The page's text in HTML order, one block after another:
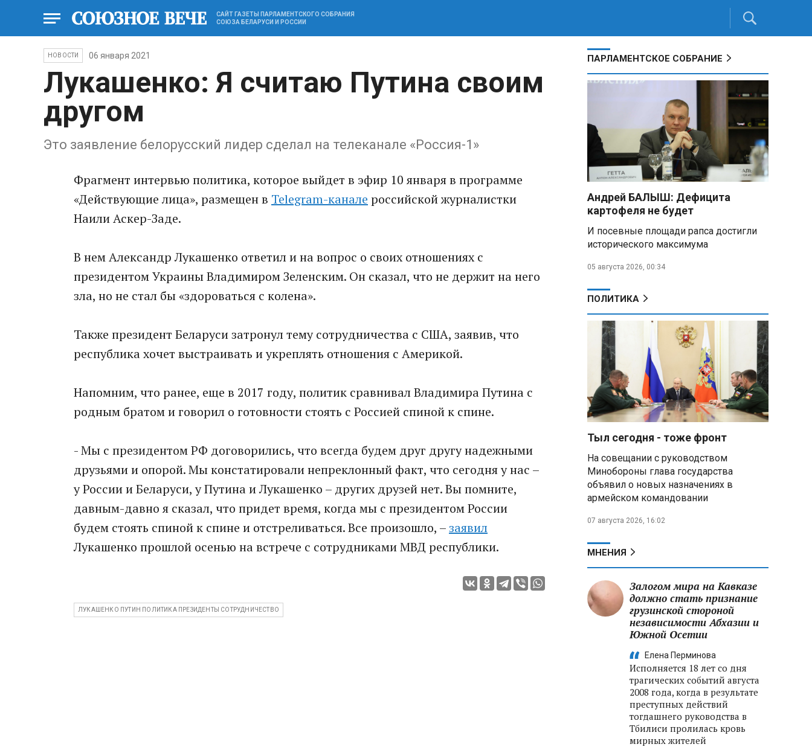
САЙТ ГАЗЕТЫ ПАРЛАМЕНТСКОГО СОБРАНИЯ
СОЮЗА БЕЛАРУСИ И РОССИИ
НОВОСТИ 06 января 2021
Лукашенко: Я считаю Путина своим
другом
Это заявление белорусский лидер сделал на телеканале «Россия-1»
Фрагмент интервью политика, которое выйдет в эфир 10 января в программе
«Действующие лица», размещен в Telegram-канале российской журналистки
Наили Аскер-Заде.
В нем Александр Лукашенко ответил и на вопрос о своих отношениях с
президентом Украины Владимиром Зеленским. Он сказал, что не держит на него
зла, но не стал бы «здороваться с колена».
Также президент Беларуси затронул тему сотрудничества с США, заявив, что
республика хочет выстраивать и укреплять отношения с Америкой.
Напомним, что ранее, еще в 2017 году, политик сравнивал Владимира Путина с
родным братом и говорил о готовности стоять с Россией спиной к спине.
- Мы с президентом РФ договорились, что всегда будем друг другу надежными
друзьями и опорой. Мы констатировали непреклонный факт, что сегодня у нас –
у России и Беларуси, у Путина и Лукашенко – других друзей нет. Вы помните,
давным-давно я сказал, что придет время, когда мы с президентом России
будем стоять спиной к спине и отстреливаться. Все произошло, –заявил
Лукашенко прошлой осенью на встрече с сотрудниками МВД республики.
ЛУКАШЕНКО ПУТИН ПОЛИТИКА ПРЕЗИДЕНТЫ СОТРУДНИЧЕСТВО
ПАРЛАМЕНТСКОЕ СОБРАНИЕ
Андрей БАЛЫШ: Дефицита
картофеля не будет
И посевные площади рапса достигли
исторического максимума
05 августа 2026, 00:34
ПОЛИТИКА
Тыл сегодня - тоже фронт
На совещании с руководством
Минобороны глава государства
объявил о новых назначениях в
армейском командовании
07 августа 2026, 16:02
МНЕНИЯ
Залогом мира на Кавказе
должно стать признание
грузинской стороной
независимости Абхазии и
Южной Осетии
Елена Перминова
Исполняется 18 лет со дня
трагических событий августа
2008 года, когда в результате
преступных действий
тогдашнего руководства в
Тбилиси пролилась кровь
мирных жителей